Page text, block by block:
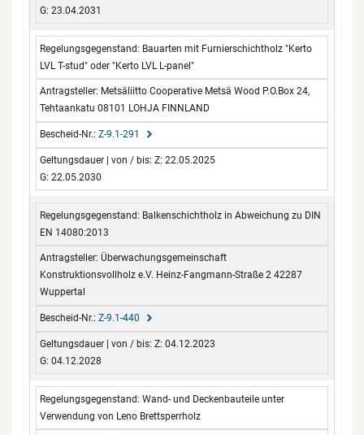
G: 23.04.2031
Bauarten mit Furnierschichtholz "Kerto
LVL T-stud" oder "Kerto LVL L-panel"
Metsäliitto Cooperative Metsä Wood P.O.Box 24,
Tehtaankatu 08101 LOHJA FINNLAND
Z-9.1-291
Z: 22.05.2025
G: 22.05.2030
Balkenschichtholz in Abweichung zu DIN
EN 14080:2013
Überwachungsgemeinschaft
Konstruktionsvollholz e.V. Heinz-Fangmann-Straße 2 42287
Wuppertal
Z-9.1-440
Z: 04.12.2023
G: 04.12.2028
Wand- und Deckenbauteile unter
Verwendung von Leno Brettsperrholz